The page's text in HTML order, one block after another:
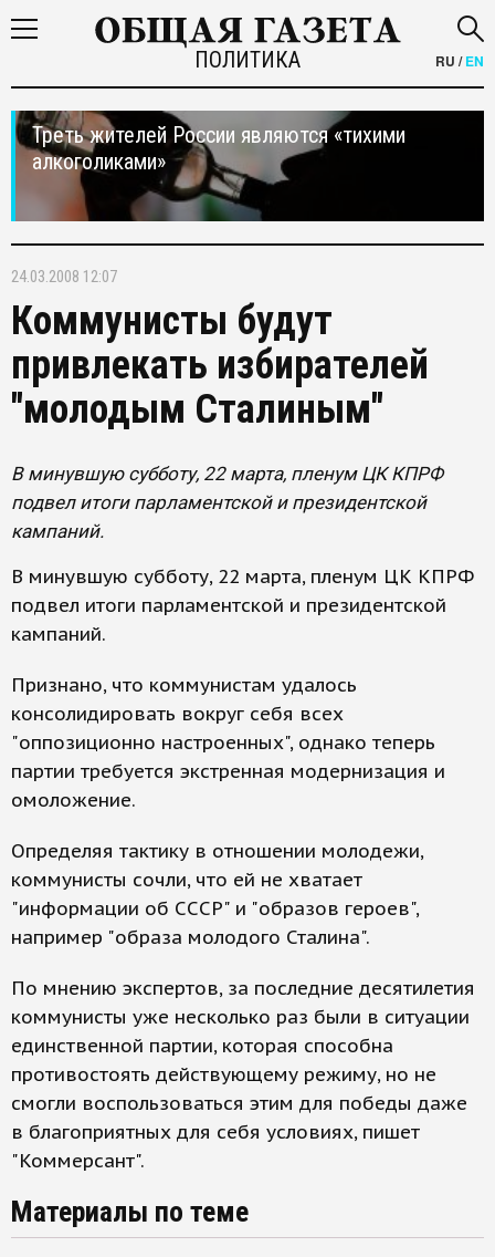
ПОЛИТИКА RU /EN
Треть жителей России являются «тихими
алкоголиками»
24.03.2008 12:07
Коммунисты будут
привлекать избирателей
"молодым Сталиным"
В минувшую субботу, 22 марта, пленум ЦК КПРФ
подвел итоги парламентской и президентской
кампаний.
В минувшую субботу, 22 марта, пленум ЦК КПРФ
подвел итоги парламентской и президентской
кампаний.
Признано, что коммунистам удалось
консолидировать вокруг себя всех
"оппозиционно настроенных", однако теперь
партии требуется экстренная модернизация и
омоложение.
Определяя тактику в отношении молодежи,
коммунисты сочли, что ей не хватает
"информации об СССР" и "образов героев",
например "образа молодого Сталина".
По мнению экспертов, за последние десятилетия
коммунисты уже несколько раз были в ситуации
единственной партии, которая способна
противостоять действующему режиму, но не
смогли воспользоваться этим для победы даже
в благоприятных для себя условиях, пишет
"Коммерсант".
Материалы по теме